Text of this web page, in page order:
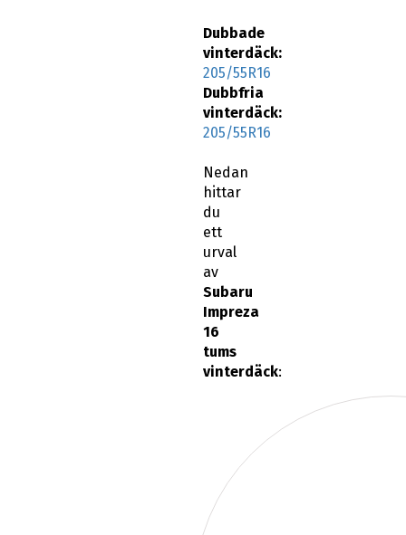
Dubbade
vinterdäck:
205/55R16
Dubbfria
vinterdäck:
205/55R16
Nedan
hittar
du
ett
urval
av
Subaru
Impreza
16
tums
vinterdäck: